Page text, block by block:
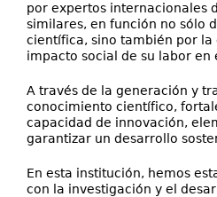
por expertos internacionales
similares, en función no sólo
científica, sino también por la
impacto social de su labor en
A través de la generación y
conocimiento científico,
capacidad de innovación,
garantizar un desarrollo
En esta institución, hemos
con la investigación y el